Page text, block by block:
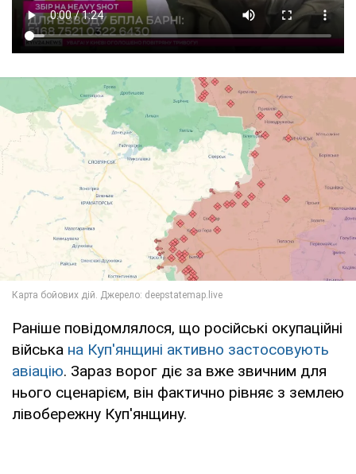
Раніше повідомлялося, що російські окупаційні
війська на Куп'янщині активно застосовують
авіацію. Зараз ворог діє за вже звичним для
нього сценарієм, він фактично рівняє з землею
лівобережну Куп'янщину.